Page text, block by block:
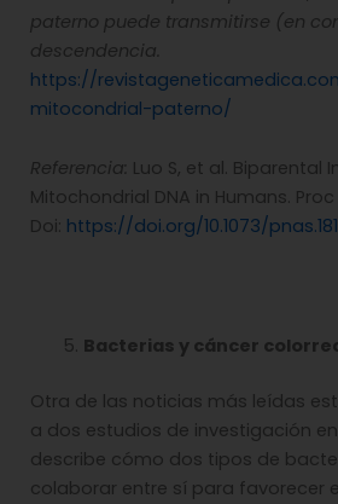
paterno puede transmitirse (en
descendencia.
https://
mitocondrial-paterno/
Referencia: Luo S, et al. Biparental
Mitochondrial DNA in Humans. Proc
Doi: https://doi.org/10.1073/
Bacterias y cáncer
Otra de las noticias más leídas
a dos estudios de investigación
describe cómo dos tipos de
colaborar entre sí para favorecer